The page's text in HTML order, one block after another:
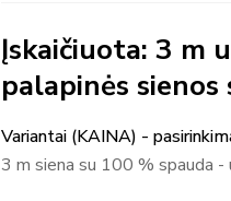
Įskaičiuota: 3 m
palapinės
Variantai (KAINA) -
3 m siena su 100 % spauda -